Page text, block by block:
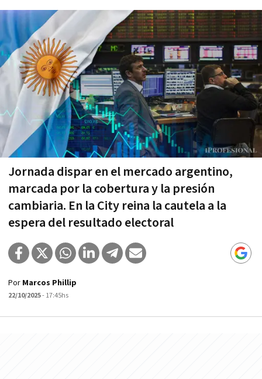
Jornada dispar en el mercado argentino,
marcada por la cobertura y la presión
cambiaria. En la City reina la cautela a la
espera del resultado electoral
Por Marcos Phillip
22/10/2025- 17:45hs